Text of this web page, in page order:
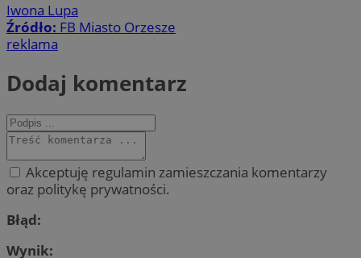
Iwona Lupa
Źródło: FB Miasto Orzesze
reklama
Dodaj komentarz
Akceptuję regulamin zamieszczania komentarzy
oraz politykę prywatności.
Błąd:
Wynik: